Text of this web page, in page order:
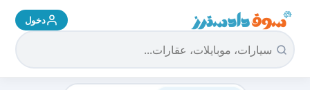
سوق دادسترز الرئيسية دخول